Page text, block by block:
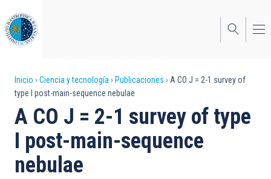
al
contenido
principal
Sobrescribir
enlaces
de
ayuda
a
Inicio Ciencia y tecnología Publicaciones
A CO J = 2-1 survey of
type I post-main-sequence nebulae
A CO J = 2-1 survey of type
I post-main-sequence
nebulae